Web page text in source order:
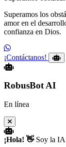
Superamos los
amor en el
confianza en Dios.
¡Contáctanos!
RobusBot AI
En línea
¡Hola! 👋Soy la IA